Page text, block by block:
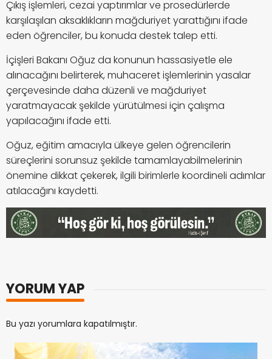
Çıkış işlemleri, cezai yaptırımlar ve prosedürlerde
karşılaşılan aksaklıkların mağduriyet yarattığını ifade
eden öğrenciler, bu konuda destek talep etti.
İçişleri Bakanı Oğuz da konunun hassasiyetle ele
alınacağını belirterek, muhaceret işlemlerinin yasalar
çerçevesinde daha düzenli ve mağduriyet
yaratmayacak şekilde yürütülmesi için çalışma
yapılacağını ifade etti.
Oğuz, eğitim amacıyla ülkeye gelen öğrencilerin
süreçlerini sorunsuz şekilde tamamlayabilmelerinin
önemine dikkat çekerek, ilgili birimlerle koordineli adımlar
atılacağını kaydetti.
YORUM YAP
Bu yazı yorumlara kapatılmıştır.